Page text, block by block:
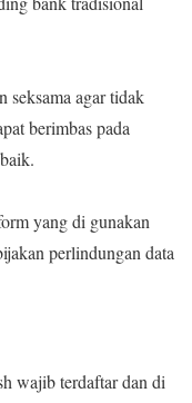
seksama agar tidak
berimbas pada
yang di gunakan
perlindungan data
wajib terdaftar dan di